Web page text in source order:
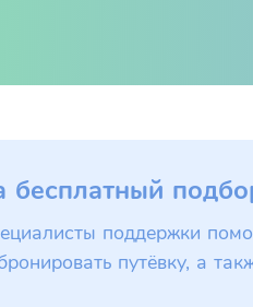
бесплатный
поддержки
путёвку, а